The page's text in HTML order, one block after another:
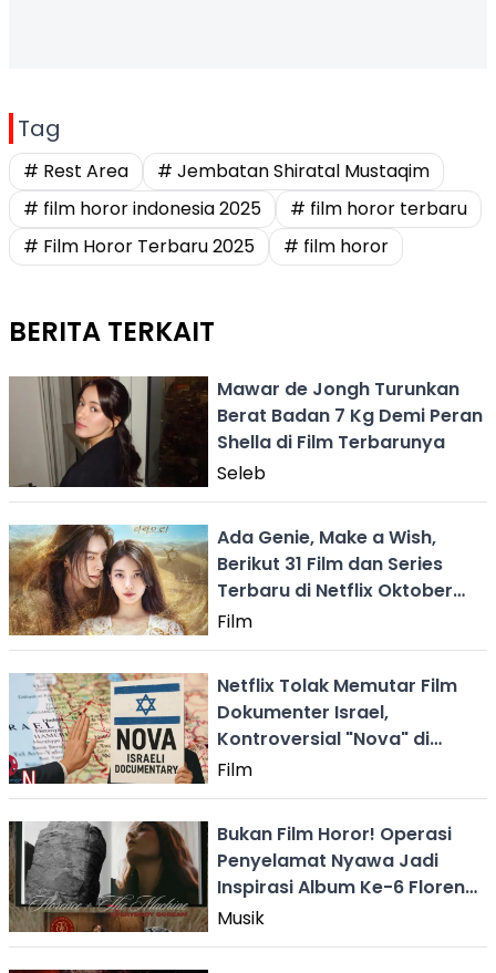
Tag
# Rest Area
# Jembatan Shiratal Mustaqim
# film horor indonesia 2025
# film horor terbaru
# Film Horor Terbaru 2025
# film horor
BERITA TERKAIT
Mawar de Jongh Turunkan
Berat Badan 7 Kg Demi Peran
Shella di Film Terbarunya
Seleb
Ada Genie, Make a Wish,
Berikut 31 Film dan Series
Terbaru di Netflix Oktober
2025
Film
Netflix Tolak Memutar Film
Dokumenter Israel,
Kontroversial "Nova" di
Tengah Perang Narasi Global
Film
Bukan Film Horor! Operasi
Penyelamat Nyawa Jadi
Inspirasi Album Ke-6 Florence
+ The Machine (FATM) Paling
Personal!
Musik